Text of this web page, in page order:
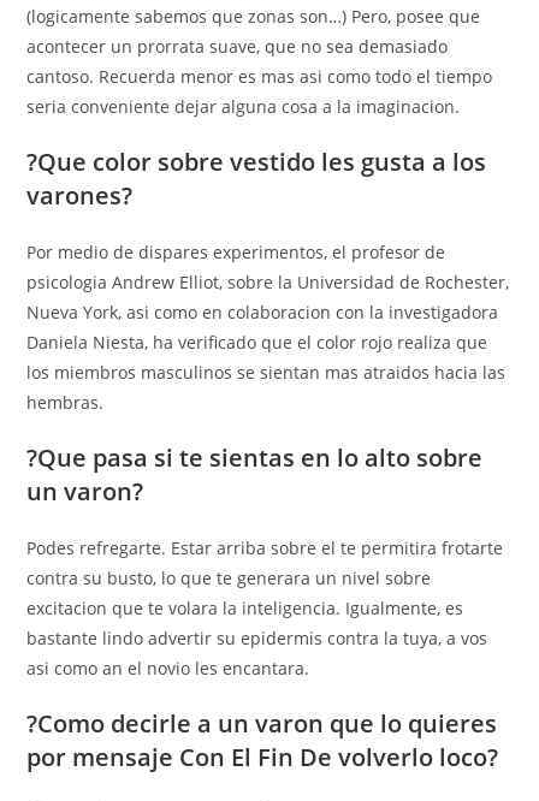
(logicamente sabemos que zonas son…) Pero, posee que
acontecer un prorrata suave, que no sea demasiado
cantoso. Recuerda menor es mas asi­ como todo el tiempo
seri­a conveniente dejar alguna cosa a la imaginacion.
?Que color sobre vestido les gusta a los
varones?
Por medio de dispares experimentos, el profesor de
psicologia Andrew Elliot, sobre la Universidad de Rochester,
Nueva York, asi­ como en colaboracion con la investigadora
Daniela Niesta, ha verificado que el color rojo realiza que
los miembros masculinos se sientan mas atraidos hacia las
hembras.
?Que pasa si te sientas en lo alto sobre
un varon?
Podes refregarte. Estar arriba sobre el te permitira frotarte
contra su busto, lo que te generara un nivel sobre
excitacion que te volara la inteligencia. Igualmente, es
bastante lindo advertir su epidermis contra la tuya, a vos
asi­ como an el novio les encantara.
?Como decirle a un varon que lo quieres
por mensaje Con El Fin De volverlo loco?